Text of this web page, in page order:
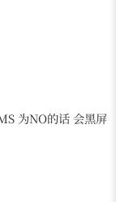
为NO的话 会黑屏